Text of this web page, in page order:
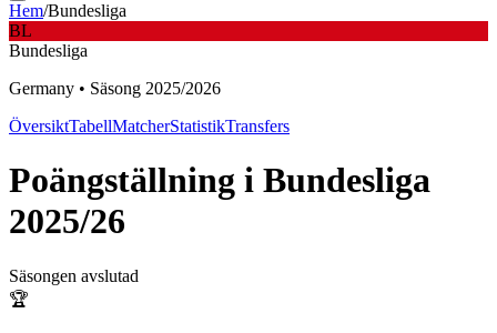
Hem/Bundesliga
BL
Bundesliga
Germany • Säsong 2025/2026
ÖversiktTabellMatcherStatistikTransfers
Poängställning i Bundesliga
2025/26
Säsongen avslutad
🏆